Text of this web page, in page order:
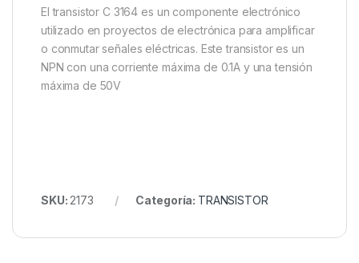
El transistor C 3164 es un componente electrónico
utilizado en proyectos de electrónica para amplificar
o conmutar señales eléctricas. Este transistor es un
NPN con una corriente máxima de 0.1A y una tensión
máxima de 50V
SKU: 2173 Categoría: TRANSISTOR